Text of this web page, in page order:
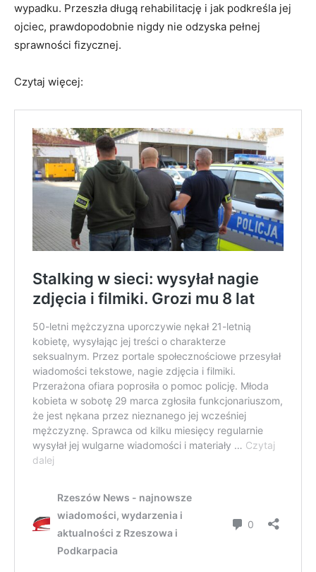
wypadku. Przeszła długą rehabilitację i jak podkreśla jej
ojciec, prawdopodobnie nigdy nie odzyska pełnej
sprawności fizycznej.
Czytaj więcej: